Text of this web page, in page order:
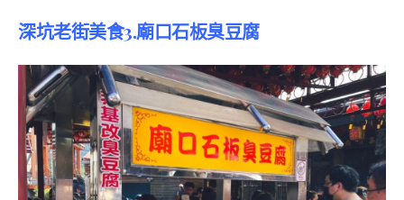
深坑老街美食3.廟口石板臭豆腐